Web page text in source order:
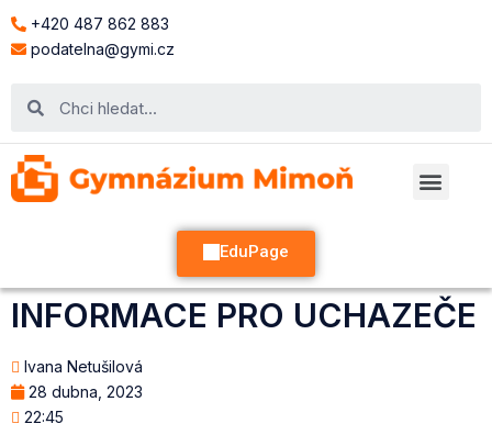
+420 487 862 883
podatelna@gymi.cz
EduPage
INFORMACE PRO UCHAZEČE
Ivana Netušilová
28 dubna, 2023
22:45